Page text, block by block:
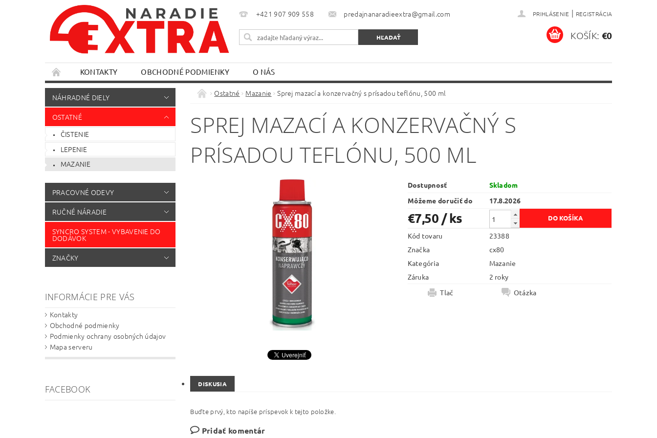
+421 907 909 558 predajnanaradieextra@gmail.com PRIHLÁSENIE | REGISTRÁCIA
KOŠÍK: €0
KONTAKTY OBCHODNÉ PODMIENKY O NÁS
NÁHRADNÉ DIELY
OSTATNÉ
ČISTENIE
LEPENIE
MAZANIE
PRACOVNÉ ODEVY
RUČNÉ NÁRADIE
SYNCRO SYSTEM - VYBAVENIE DO
DODÁVOK
ZNAČKY
INFORMÁCIE PRE VÁS
Kontakty
Obchodné podmienky
Podmienky ochrany osobných údajov
Mapa serveru
FACEBOOK
Ostatné Mazanie Sprej mazací a konzervačný s prísadou teflónu, 500 ml
SPREJ MAZACÍ A KONZERVAČNÝ S
PRÍSADOU TEFLÓNU, 500 ML
Dostupnosť
Skladom
Môžeme doručiť do
17.8.2026
€7,50 / ks
Kód tovaru
23388
Značka
cx80
Kategória
Mazanie
Záruka
2 roky
Tlač
Otázka
DISKUSIA
Buďte prvý, kto napíše príspevok k tejto položke.
Pridať komentár